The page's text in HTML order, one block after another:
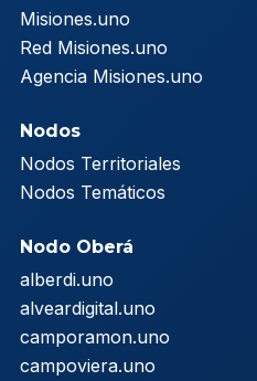
Misiones.uno
Red Misiones.uno
Agencia Misiones.uno
Nodos
Nodos Territoriales
Nodos Temáticos
Nodo Oberá
alberdi.uno
alveardigital.uno
camporamon.uno
campoviera.uno